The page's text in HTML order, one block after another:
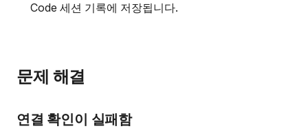
Code 세션 기록에 저장됩니다.
문제 해결
연결 확인이 실패함